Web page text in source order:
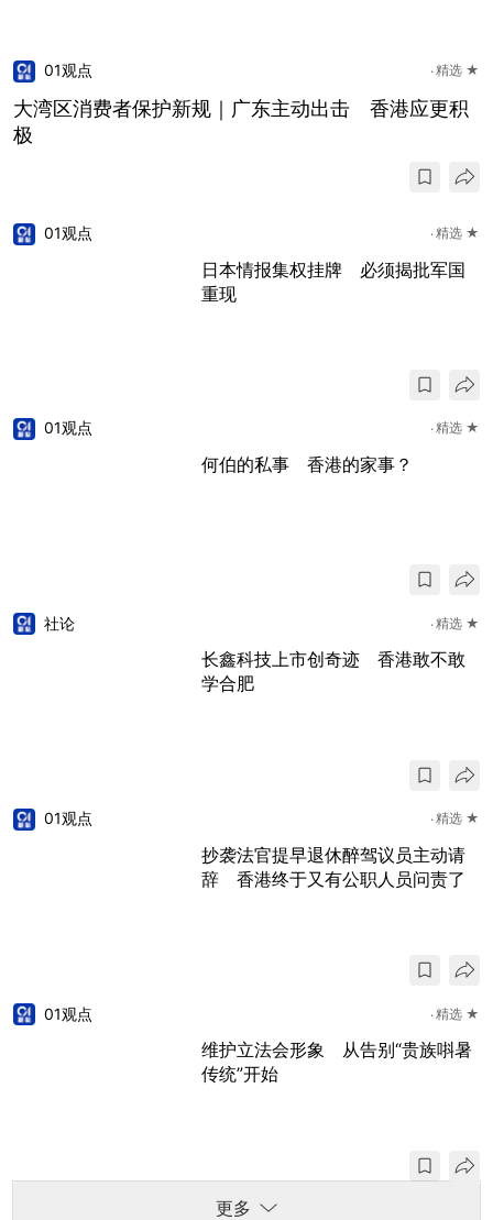
更多
01观点 精选 ★
大湾区消费者保护新规｜广东主动出击 香港应更积
极
01观点 精选 ★
日本情报集权挂牌 必须揭批军国
重现
01观点 精选 ★
何伯的私事 香港的家事？
社论 精选 ★
长鑫科技上市创奇迹 香港敢不敢
学合肥
01观点 精选 ★
抄袭法官提早退休醉驾议员主动请
辞 香港终于又有公职人员问责了
01观点 精选 ★
维护立法会形象 从告别“贵族唞暑
传统”开始